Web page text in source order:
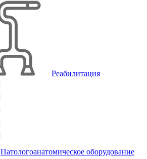
Реабилитация
Патологоанатомическое оборудование